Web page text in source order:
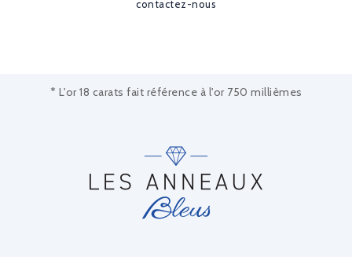
contactez-nous
* L'or 18 carats fait référence à l'or 750 millièmes